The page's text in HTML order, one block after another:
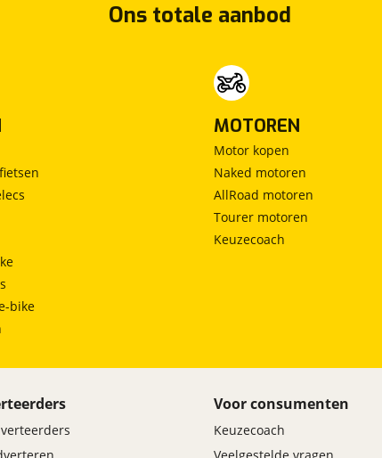
Ons totale aanbod
bike
MOTOREN
Motor kopen
Naked motoren
AllRoad motoren
Tourer motoren
Keuzecoach
Voor consumenten
Keuzecoach